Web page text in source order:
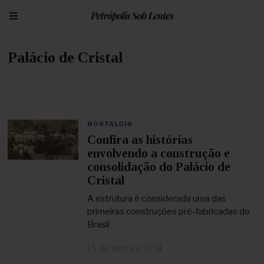
Palácio de Cristal
NOSTALGIA
Confira as histórias
envolvendo a construção e
consolidação do Palácio de
Cristal
A estrutura é considerada uma das
primeiras construções pré-fabricadas do
Brasil